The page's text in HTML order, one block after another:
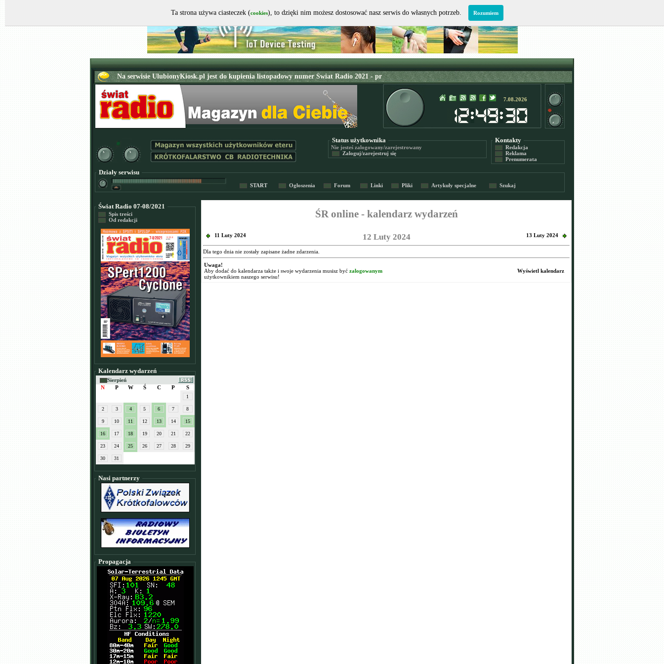
7.08.2026
Status użytkownika
Nie jesteś zalogowany/zarejestrowany
Zaloguj/zarejestruj się
Kontakty
Redakcja
Reklama
Prenumerata
Działy serwisu
START Ogłoszenia Forum Linki Pliki Artykuły specjalne Szukaj
Świat Radio 07-08/2021
Spis treści
Od redakcji
Kalendarz wydarzeń
Sierpień
N
P W Ś C P S
1
2 3 4 5 6 7 8
9 10 11 12 13 14 15
16 17 18 19 20 21 22
23 24 25 26 27 28 29
30 31
Nasi partnerzy
Propagacja
ŚR online - kalendarz wydarzeń
11 Luty 2024 12 Luty 2024 13 Luty 2024
Dla tego dnia nie zostały zapisane żadne zdarzenia.
Uwaga!
Aby dodać do kalendarza także i swoje wydarzenia musisz być zalogowanym
użytkownikiem naszego serwisu!
Wyświetl kalendarz
Ta strona używa ciasteczek (cookies), to dzięki nim możesz dostosować nasz serwis do własnych potrzeb. Rozumiem